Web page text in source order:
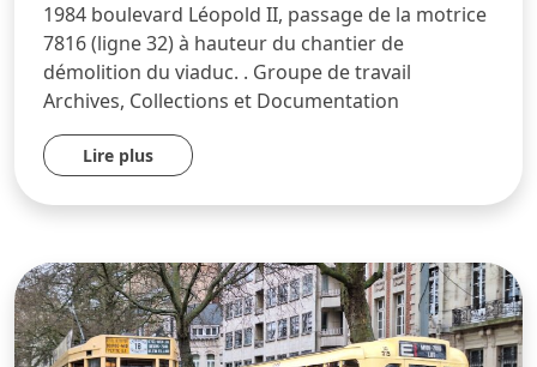
1984 boulevard Léopold II, passage de la motrice
7816 (ligne 32) à hauteur du chantier de
démolition du viaduc. . Groupe de travail
Archives, Collections et Documentation
Lire plus